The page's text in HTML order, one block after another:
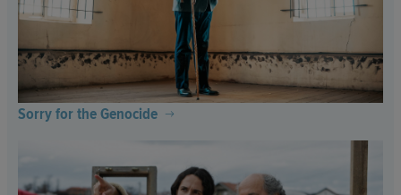
Sorry for the Genocide